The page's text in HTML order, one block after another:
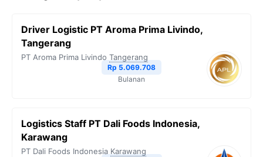
Driver Logistic PT Aroma Prima Livindo,
Tangerang
PT Aroma Prima Livindo Tangerang
Rp 5.069.708
Bulanan
Logistics Staff PT Dali Foods Indonesia,
Karawang
PT Dali Foods Indonesia Karawang